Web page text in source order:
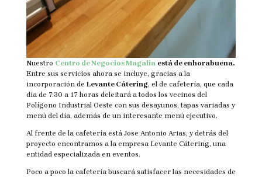
Nuestro Centro de Negocios Magalia está de enhorabuena.
Entre sus servicios ahora se incluye, gracias a la
incorporación de Levante Cátering, el de cafetería, que cada
día de 7:30 a 17 horas deleitará a todos los vecinos del
Polígono Industrial Oeste con sus desayunos, tapas variadas y
menú del día, además de un interesante menú ejecutivo.
Al frente de la cafetería está Jose Antonio Arias, y detrás del
proyecto encontramos a la empresa Levante Cátering, una
entidad especializada en eventos.
Poco a poco la cafetería buscará satisfacer las necesidades de